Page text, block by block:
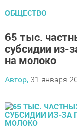
ОБЩЕСТВО
65 тыс.
субсидии из-
на молоко
Автор, 31 января